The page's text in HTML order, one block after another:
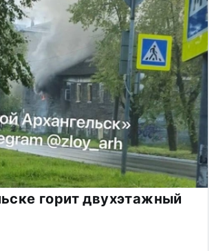
горит двухэтажный